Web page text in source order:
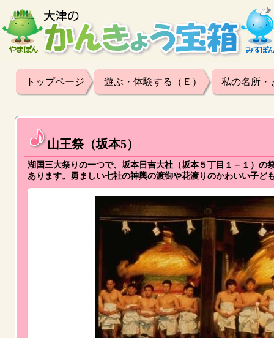
トップページ 遊ぶ・体験する（Ｅ） 私の名所・
山王祭（坂本5）
湖国三大祭りの一つで、坂本日吉大社（坂本５丁目１－１）
あります。勇ましい七社の神輿の渡御や花渡りのかわいい子